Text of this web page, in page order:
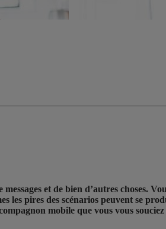
et de bien d’autres choses.
les pires des scénarios peuvent se
mobile que vous vous